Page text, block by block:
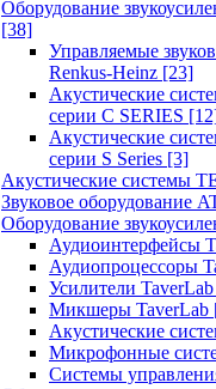
Оборудование
[38]
Управляемые
Renkus-Heinz [23]
Акустические
серии C SERIES
Акустические
серии S Series [3]
Акустические системы
Звуковое оборудование
Оборудование
Аудиоинтерфейсы
Аудиопроцессоры
Усилители TaverLab
Микшеры TaverLab
Акустические
Микрофонные
Системы